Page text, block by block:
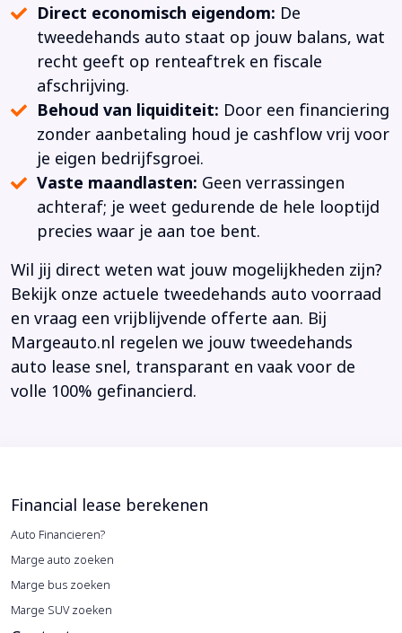
Direct economisch eigendom: De
tweedehands auto staat op jouw balans, wat
recht geeft op renteaftrek en fiscale
afschrijving.
Behoud van liquiditeit: Door een financiering
zonder aanbetaling houd je cashflow vrij voor
je eigen bedrijfsgroei.
Vaste maandlasten: Geen verrassingen
achteraf; je weet gedurende de hele looptijd
precies waar je aan toe bent.
Wil jij direct weten wat jouw mogelijkheden zijn?
Bekijk onze actuele tweedehands auto voorraad
en vraag een vrijblijvende offerte aan. Bij
Margeauto.nl regelen we jouw tweedehands
auto lease snel, transparant en vaak voor de
volle 100% gefinancierd.
Financial lease berekenen
Auto Financieren?
Marge auto zoeken
Marge bus zoeken
Marge SUV zoeken